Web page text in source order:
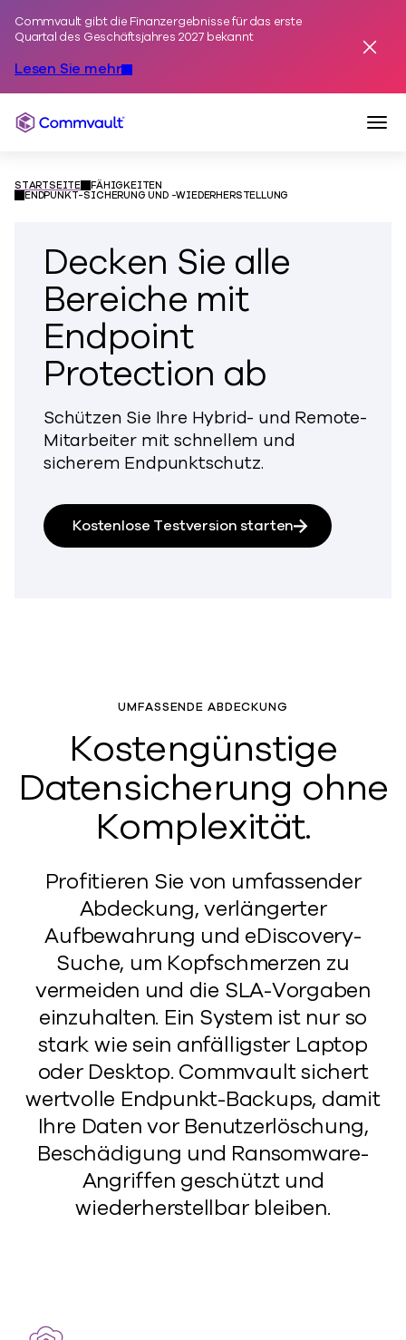
Zum Inhalt springen
Commvault gibt die Finanzergebnisse für das erste
Quartal des Geschäftsjahres 2027 bekannt
Lesen Sie mehr
Alarm
Commvault
STARTSEITE FÄHIGKEITEN
ENDPUNKT-SICHERUNG UND -WIEDERHERSTELLUNG
Decken Sie alle
Bereiche mit
Endpoint
Protection ab
Schützen Sie Ihre Hybrid- und Remote-
Mitarbeiter mit schnellem und
sicherem Endpunktschutz.
Kostenlose Testversion starten
UMFASSENDE ABDECKUNG
Kostengünstige
Datensicherung ohne
Komplexität.
Profitieren Sie von umfassender
Abdeckung, verlängerter
Aufbewahrung und eDiscovery-
Suche, um Kopfschmerzen zu
vermeiden und die SLA-Vorgaben
einzuhalten. Ein System ist nur so
stark wie sein anfälligster Laptop
oder Desktop. Commvault sichert
wertvolle Endpunkt-Backups, damit
Ihre Daten vor Benutzerlöschung,
Beschädigung und Ransomware-
Angriffen geschützt und
wiederherstellbar bleiben.